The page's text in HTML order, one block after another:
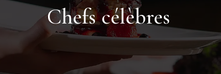
Chefs célèbres